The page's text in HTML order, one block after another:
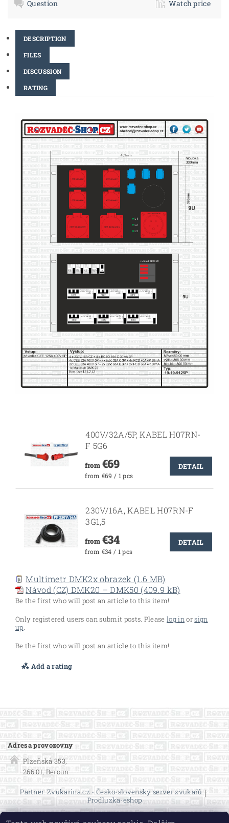
Question
Watch price
DESCRIPTION
FILES
DISCUSSION
RATING
400V/32A/5P, KABEL H07RN-
F 5G6
from€69
from €69 / 1 pcs
DETAIL
230V/16A, KABEL H07RN-F
3G1,5
from€34
from €34 / 1 pcs
DETAIL
Multimetr DMK2x obrazek (1.6 MB)
Návod (CZ) DMK20 – DMK50 (409.9 kB)
Be the first who will post an article to this item!
Only registered users can submit posts. Pleaselog inorsign
up.
Be the first who will post an article to this item!
Add a rating
Adresa provozovny
Plzeňská 353,
266 01, Beroun
Partner: Zvukarina.cz - Česko-slovenský server zvukařů |
Prodluzka-eshop